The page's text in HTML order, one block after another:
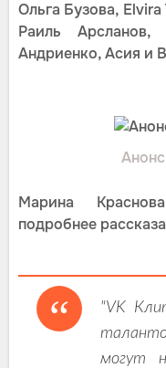
Ольга Бузова,
Раиль
Андриенко, Асия и
Марина
подробнее
"VK
могут